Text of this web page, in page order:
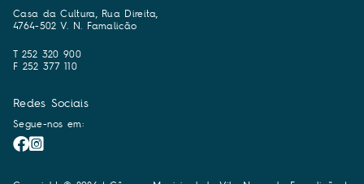
Casa da Cultura, Rua Direita,
4764-502 V. N. Famalicão
T 252 320 900
F 252 377 110
Redes Sociais
Segue-nos em: